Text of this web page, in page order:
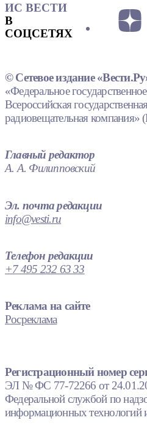
ИС ВЕСТИ
В
СОЦСЕТЯХ
© Сетевое издание
«Федеральное
Всероссийская
радиовещательная
Главный редактор
А. А. Филипповский
Эл. почта редакции
info@vesti.ru
Телефон редакции
+7 495 232 63 33
Реклама на сайте
Росреклама
Регистрационный номер
ЭЛ № ФС 77-72266 от
Федеральной службой по
информационных технологий